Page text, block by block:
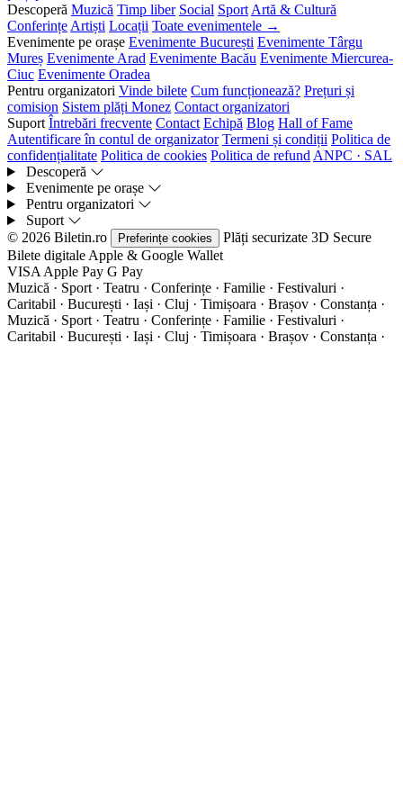
Descoperă Muzică Timp liber Social Sport Artă & Cultură
Conferințe Artiști Locații Toate evenimentele →
Evenimente pe orașe Evenimente București Evenimente Târgu
Mureș Evenimente Arad Evenimente Bacău Evenimente Miercurea-
Ciuc Evenimente Oradea
Pentru organizatori Vinde bilete Cum funcționează? Prețuri și
comision Sistem plăți Monez Contact organizatori
Suport Întrebări frecvente Contact Echipă Blog Hall of Fame
Autentificare în contul de organizator Termeni și condiții Politica de
confidențialitate Politica de cookies Politica de refund ANPC · SAL
Descoperă
Evenimente pe orașe
Pentru organizatori
Suport
© 2026 Biletin.ro
Preferințe cookies Plăți securizate 3D Secure
Bilete digitale Apple & Google Wallet
VISA Apple Pay G Pay
Muzică · Sport · Teatru · Conferințe · Familie · Festivaluri ·
Caritabil · București · Iași · Cluj · Timișoara · Brașov · Constanța ·
Muzică · Sport · Teatru · Conferințe · Familie · Festivaluri ·
Caritabil · București · Iași · Cluj · Timișoara · Brașov · Constanța ·